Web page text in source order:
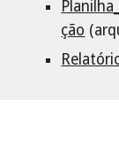
ção